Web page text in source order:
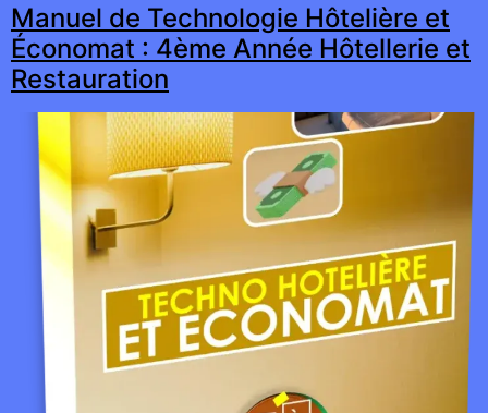
Manuel de Technologie Hôtelière et
Économat : 4ème Année Hôtellerie et
Restauration